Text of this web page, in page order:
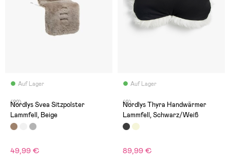
Auf Lager
(22)
Nordlys Svea Sitzpolster
Lammfell, Beige
49,99 €
Auf Lager
(0)
Nordlys Thyra Handwärmer
Lammfell, Schwarz/Weiß
89,99 €